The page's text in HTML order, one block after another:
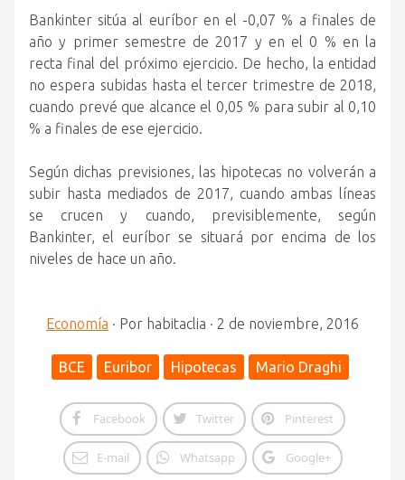
Bankinter sitúa al euríbor en el -0,07 % a finales de
año y primer semestre de 2017 y en el 0 % en la
recta final del próximo ejercicio. De hecho, la entidad
no espera subidas hasta el tercer trimestre de 2018,
cuando prevé que alcance el 0,05 % para subir al 0,10
% a finales de ese ejercicio.
Según dichas previsiones, las hipotecas no volverán a
subir hasta mediados de 2017, cuando ambas líneas
se crucen y cuando, previsiblemente, según
Bankinter, el euríbor se situará por encima de los
niveles de hace un año.
Economía · Por habitaclia · 2 de noviembre, 2016
BCE Euribor Hipotecas Mario Draghi
Facebook Twitter Pinterest
E-mail Whatsapp Google+